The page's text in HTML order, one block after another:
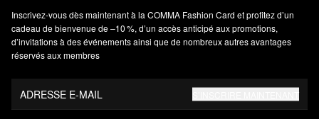
Inscrivez‑vous dès maintenant à la COMMA Fashion Card et profitez d’un
cadeau de bienvenue de –10 %, d’un accès anticipé aux promotions,
d’invitations à des événements ainsi que de nombreux autres avantages
réservés aux membres
ADRESSE E-MAIL